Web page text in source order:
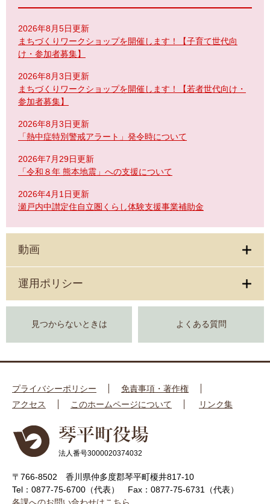
2026年8月5日更新
まちづくりワークショップを開催します！【子育て世代向
け・参加者募集】
2026年8月3日更新
まちづくりワークショップを開催します！【若者世代向け・
参加者募集】
2026年8月3日更新
「熱中症特別警戒アラート」発令時について
2026年7月29日更新
「令和８年 熊本地震」への支援について
2026年4月1日更新
瀬戸内中讃定住自立圏くらし体験支援事業補助金
動画
運用ポリシー
見つからないときは よくある質問
プライバシーポリシー
免責事項・著作権
アクセス
このホームページについて リンク集
法人番号3000020374032
〒766-8502 香川県仲多度郡琴平町榎井817-10
Tel：0877-75-6700（代表）
Fax：0877-75-6731（代表）